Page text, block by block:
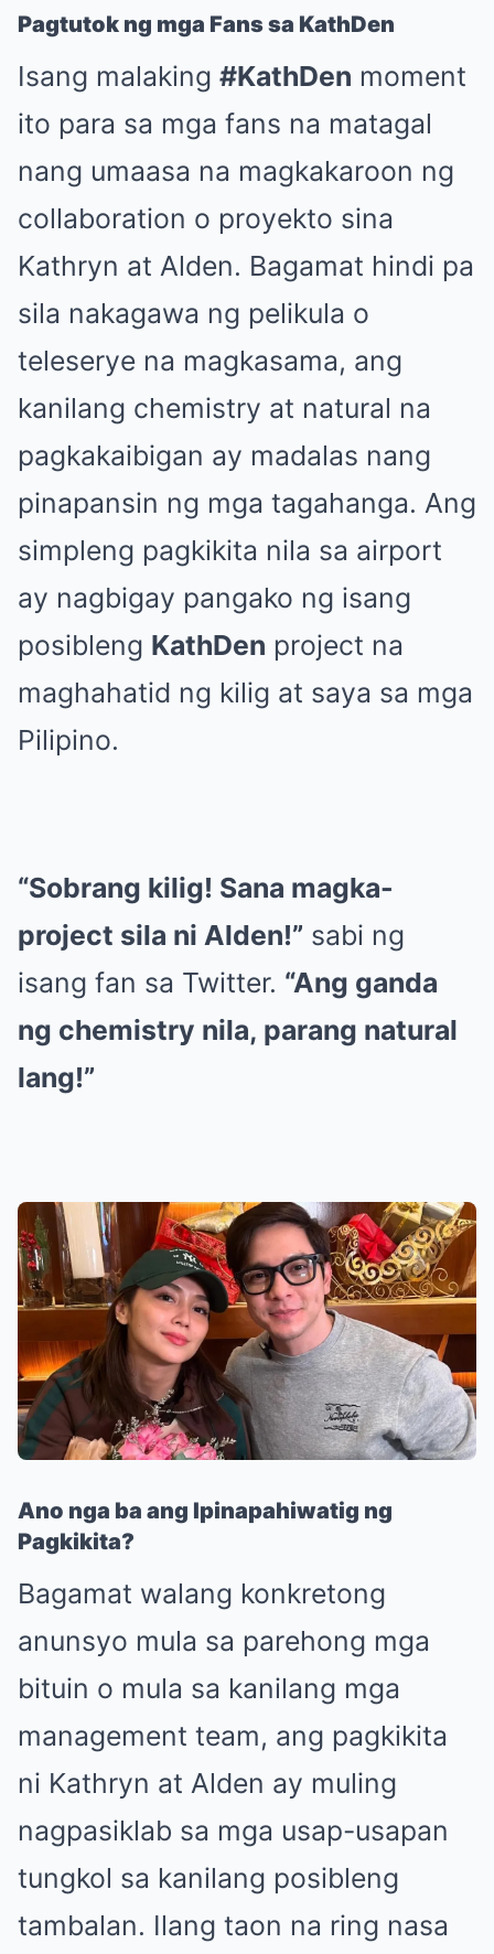
Pagtutok ng mga Fans sa KathDen
Isang malaking #KathDen moment
ito para sa mga fans na matagal
nang umaasa na magkakaroon ng
collaboration o proyekto sina
Kathryn at Alden. Bagamat hindi pa
sila nakagawa ng pelikula o
teleserye na magkasama, ang
kanilang chemistry at natural na
pagkakaibigan ay madalas nang
pinapansin ng mga tagahanga. Ang
simpleng pagkikita nila sa airport
ay nagbigay pangako ng isang
posibleng KathDen project na
maghahatid ng kilig at saya sa mga
Pilipino.
“Sobrang kilig! Sana magka-
project sila ni Alden!” sabi ng
isang fan sa Twitter. “Ang ganda
ng chemistry nila, parang natural
lang!”
Ano nga ba ang Ipinapahiwatig ng
Pagkikita?
Bagamat walang konkretong
anunsyo mula sa parehong mga
bituin o mula sa kanilang mga
management team, ang pagkikita
ni Kathryn at Alden ay muling
nagpasiklab sa mga usap-usapan
tungkol sa kanilang posibleng
tambalan. Ilang taon na ring nasa